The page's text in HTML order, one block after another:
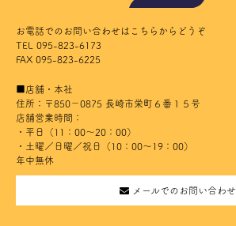
お電話でのお問い合わせはこちらからどうぞ
TEL 095-823-6173
FAX 095-823-6225
■店舗・本社
住所：〒850－0875 長崎市栄町６番１５号
店舗営業時間：
・平日（11：00～20：00）
・土曜／日曜／祝日（10：00～19：00）
年中無休
メールでのお問い合わせ